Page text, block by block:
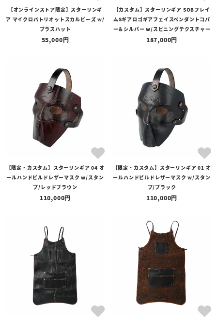
【オンラインストア限定】スターリンギ
ア マイクロパトリオットスカルビーズ w/
ブラスハット
55,000
【カスタム】スターリンギア SOBフレイ
ムSギアロゴギアフェイスペンダントコパ
ー＆シルバー w/スピニングテクスチャー
187,000
【限定・カスタム】スターリンギア 04 オ
ールハンドビルドレザーマスク w/スタン
プ/レッドブラウン
110,000
【限定・カスタム】スターリンギア 01 オ
ールハンドビルドレザーマスク w/スタン
プ/ブラック
110,000